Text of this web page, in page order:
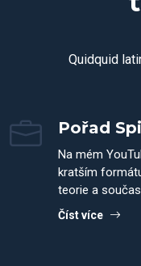
Quidquid
Pořad
Na mém
kratším
teorie a
Číst více